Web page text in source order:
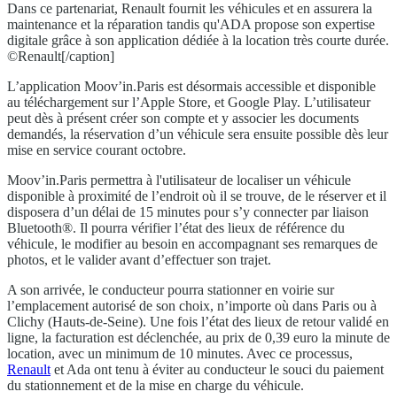
Dans ce partenariat, Renault fournit les véhicules et en assurera la
maintenance et la réparation tandis qu'ADA propose son expertise
digitale grâce à son application dédiée à la location très courte durée.
©Renault[/caption]
L’application Moov’in.Paris est désormais accessible et disponible
au téléchargement sur l’Apple Store, et Google Play. L’utilisateur
peut dès à présent créer son compte et y associer les documents
demandés, la réservation d’un véhicule sera ensuite possible dès leur
mise en service courant octobre.
Moov’in.Paris permettra à l'utilisateur de localiser un véhicule
disponible à proximité de l’endroit où il se trouve, de le réserver et il
disposera d’un délai de 15 minutes pour s’y connecter par liaison
Bluetooth®. Il pourra vérifier l’état des lieux de référence du
véhicule, le modifier au besoin en accompagnant ses remarques de
photos, et le valider avant d’effectuer son trajet.
A son arrivée, le conducteur pourra stationner en voirie sur
l’emplacement autorisé de son choix, n’importe où dans Paris ou à
Clichy (Hauts-de-Seine). Une fois l’état des lieux de retour validé en
ligne, la facturation est déclenchée, au prix de 0,39 euro la minute de
location, avec un minimum de 10 minutes. Avec ce processus,
Renault et Ada ont tenu à éviter au conducteur le souci du paiement
du stationnement et de la mise en charge du véhicule.